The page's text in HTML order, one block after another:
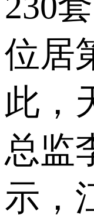
位居
此，
总监
示，